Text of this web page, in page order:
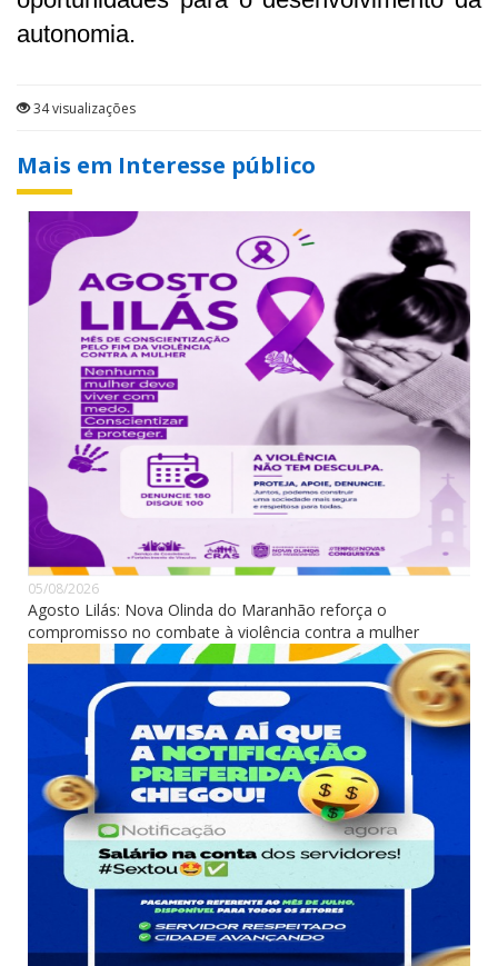
autonomia.
34 visualizações
Mais em Interesse público
05/08/2026
Agosto Lilás: Nova Olinda do Maranhão reforça o
compromisso no combate à violência contra a mulher